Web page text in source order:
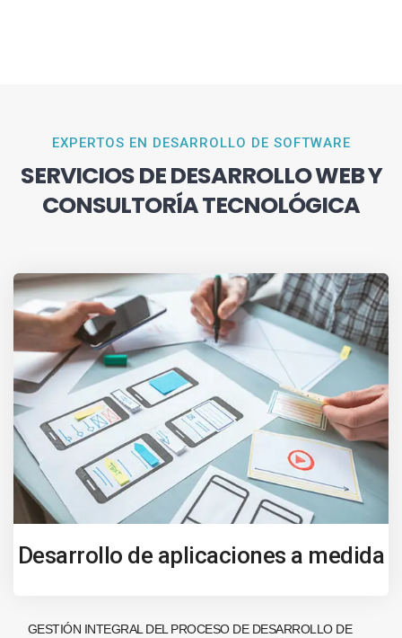
EXPERTOS EN DESARROLLO DE SOFTWARE
SERVICIOS DE DESARROLLO WEB Y
CONSULTORÍA TECNOLÓGICA
Desarrollo de aplicaciones a medida
GESTIÓN INTEGRAL DEL PROCESO DE DESARROLLO DE